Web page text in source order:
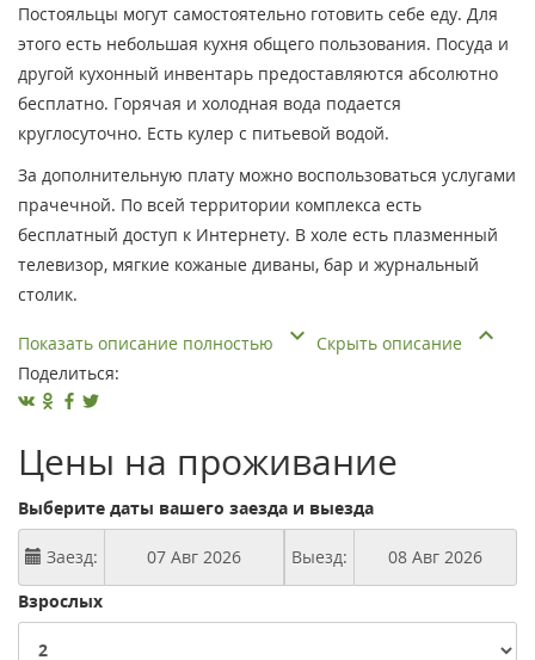
Постояльцы могут самостоятельно готовить себе еду. Для
этого есть небольшая кухня общего пользования. Посуда и
другой кухонный инвентарь предоставляются абсолютно
бесплатно. Горячая и холодная вода подается
круглосуточно. Есть кулер с питьевой водой.
За дополнительную плату можно воспользоваться услугами
прачечной. По всей территории комплекса есть
бесплатный доступ к Интернету. В холе есть плазменный
телевизор, мягкие кожаные диваны, бар и журнальный
столик.
Показать описание полностью
Скрыть описание
Поделиться:
Цены на проживание
Выберите даты вашего заезда и выезда
Заезд:
Выезд:
Взрослых